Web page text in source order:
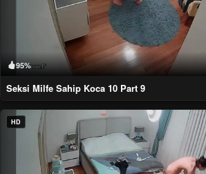
95%
Seksi Milfe Sahip Koca 10 Part 9
HD